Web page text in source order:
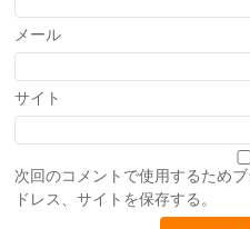
メール
サイト
次回のコメントで使用するため
ドレス、サイトを保存する。